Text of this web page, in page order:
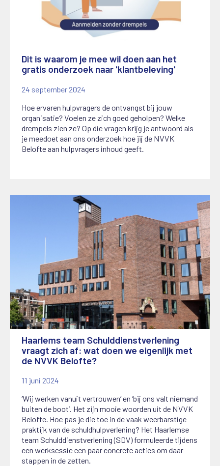
Dit is waarom je mee wil doen aan het
gratis onderzoek naar 'klantbeleving'
24 september 2024
Hoe ervaren hulpvragers de ontvangst bij jouw
organisatie? Voelen ze zich goed geholpen? Welke
drempels zien ze? Op die vragen krijg je antwoord als
je meedoet aan ons onderzoek hoe jij de NVVK
Belofte aan hulpvragers inhoud geeft.
Haarlems team Schulddienstverlening
vraagt zich af: wat doen we eigenlijk met
de NVVK Belofte?
11 juni 2024
‘Wij werken vanuit vertrouwen’ en ‘bij ons valt niemand
buiten de boot’. Het zijn mooie woorden uit de NVVK
Belofte. Hoe pas je die toe in de vaak weerbarstige
praktijk van de schuldhulpverlening? Het Haarlemse
team Schulddienstverlening (SDV) formuleerde tijdens
een werksessie een paar concrete acties om daar
stappen in de zetten.